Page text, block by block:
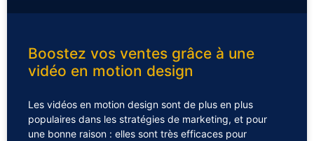
Boostez vos ventes grâce à une
vidéo en motion design
Les vidéos en motion design sont de plus en plus
populaires dans les stratégies de marketing, et pour
une bonne raison : elles sont très efficaces pour